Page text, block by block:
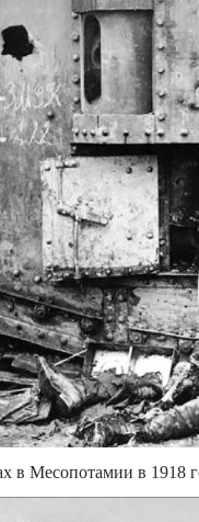
в Месопотамии в 1918